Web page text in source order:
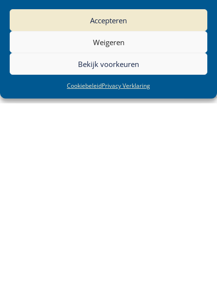
Accepteren
Weigeren
Bekijk voorkeuren
CookiebeleidPrivacy Verklaring